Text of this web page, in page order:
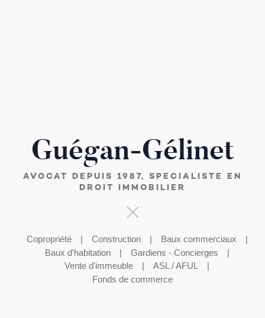
Guégan-Gélinet
AVOCAT DEPUIS 1987, SPECIALISTE EN
DROIT IMMOBILIER
Copropriété Construction
Baux commerciaux
Baux d'habitation
Gardiens - Concierges
Vente d'immeuble
ASL / AFUL
Fonds de commerce